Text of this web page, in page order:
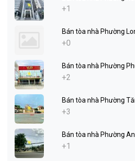
+1
Bán tòa nhà Phường
+0
Bán tòa nhà Phường
+2
Bán tòa nhà Phường
+3
Bán tòa nhà Phường
+1